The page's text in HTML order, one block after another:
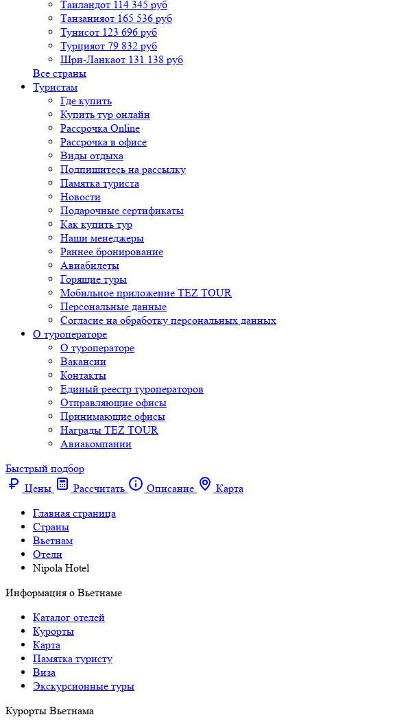
Таиландот 114 345 руб
Танзанияот 165 536 руб
Тунисот 123 696 руб
Турцияот 79 832 руб
Шри-Ланкаот 131 138 руб
Все страны
Туристам
Где купить
Купить тур онлайн
Рассрочка Online
Рассрочка в офисе
Виды отдыха
Подпишитесь на рассылку
Памятка туриста
Новости
Подарочные сертификаты
Как купить тур
Наши менеджеры
Раннее бронирование
Авиабилеты
Горящие туры
Мобильное приложение TEZ TOUR
Персональные данные
Согласие на обработку персональных данных
О туроператоре
О туроператоре
Вакансии
Контакты
Единый реестр туроператоров
Отправляющие офисы
Принимающие офисы
Награды TEZ TOUR
Авиакомпании
Быстрый подбор
Цены
Рассчитать Описание
Карта
Главная страница
Cтраны
Вьетнам
Отели
Nipola Hotel
Информация о Вьетнаме
Каталог отелей
Курорты
Карта
Памятка туристу
Виза
Экскурсионные туры
Курорты Вьетнама